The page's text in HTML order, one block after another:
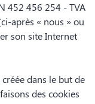
452 456 254 - TVA
après « nous » ou
son site Internet
dans le but de
des cookies